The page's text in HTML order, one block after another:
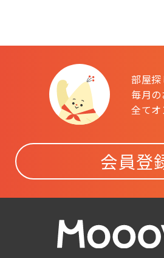
部屋探
毎月
全てオ
会員登